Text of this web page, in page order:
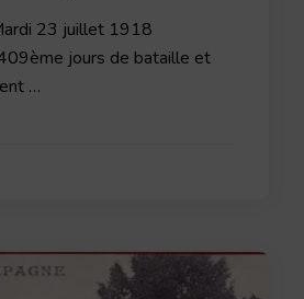
23 juillet 1918
jours de bataille et
…